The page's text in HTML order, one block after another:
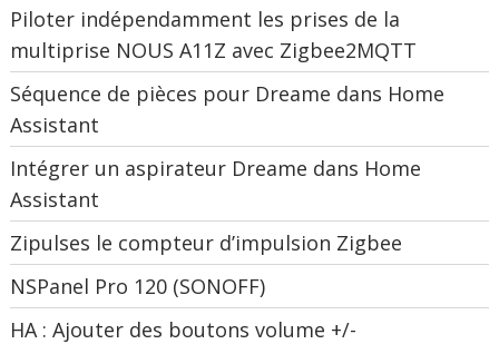
Piloter indépendamment les prises de la
multiprise NOUS A11Z avec Zigbee2MQTT
Séquence de pièces pour Dreame dans Home
Assistant
Intégrer un aspirateur Dreame dans Home
Assistant
Zipulses le compteur d’impulsion Zigbee
NSPanel Pro 120 (SONOFF)
HA : Ajouter des boutons volume +/-